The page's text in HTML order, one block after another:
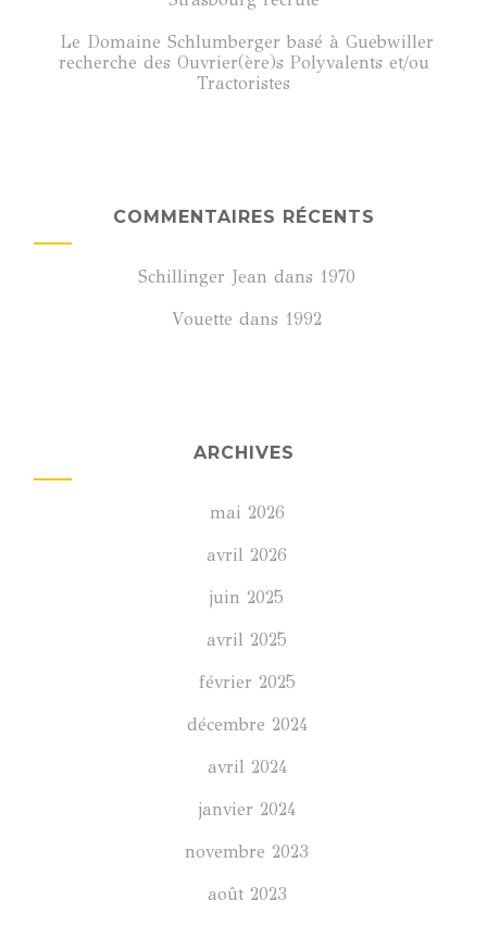
Le Domaine Schlumberger basé à Guebwiller
recherche des Ouvrier(ère)s Polyvalents et/ou
Tractoristes
COMMENTAIRES RÉCENTS
Schillinger Jean dans 1970
Vouette dans 1992
ARCHIVES
mai 2026
avril 2026
juin 2025
avril 2025
février 2025
décembre 2024
avril 2024
janvier 2024
novembre 2023
août 2023